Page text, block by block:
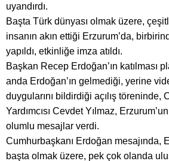
uyandırdı.
Başta Türk dünyası olmak üzere,
insanın akın ettiği Erzurum’da,
yapıldı, etkinliğe imza atıldı.
Başkan Recep Erdoğan’ın katılması
anda Erdoğan’ın gelmediği, yerine
duygularını bildirdiği açılış töreninde,
Yardımcısı Cevdet Yılmaz,
olumlu mesajlar verdi.
Cumhurbaşkanı Erdoğan mesajında,
başta olmak üzere, pek çok olanda